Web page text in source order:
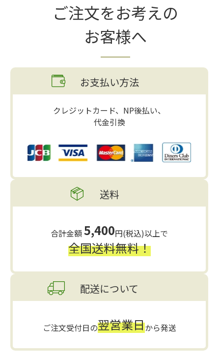
ご注文をお考えの
お客様へ
お支払い方法
クレジットカード、NP後払い、
代金引換
送料
合計金額5,400円(税込)以上で
全国送料無料！
配送について
ご注文受付日の翌営業日から発送